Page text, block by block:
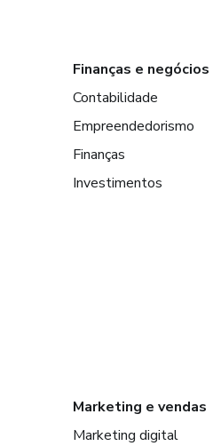
Finanças e negócios
Contabilidade
Empreendedorismo
Finanças
Investimentos
Marketing e vendas
Marketing digital